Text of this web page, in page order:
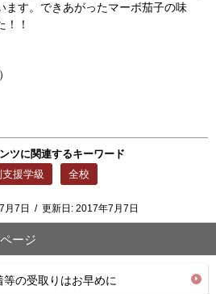
ます。できあがったマーボ茄子の味
！
ツに関連するキーワード
援学級
全校
月7日 / 更新日: 2017年7月7日
ージ
等の受取りはお早めに